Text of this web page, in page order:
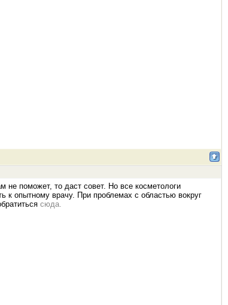
поможет, то даст совет. Но все косметологи
к опытному врачу. При проблемах с областью вокруг
сюда.